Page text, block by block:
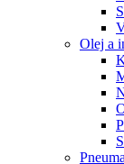
Olej a